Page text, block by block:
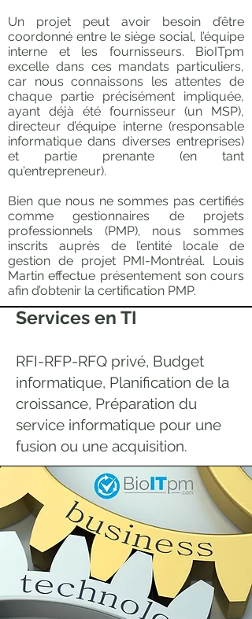
Un projet peut avoir besoin d’être
coordonné entre le siège social, l’équipe
interne et les fournisseurs. BioITpm
excelle dans ces mandats particuliers,
car nous connaissons les attentes de
chaque partie précisément impliquée,
ayant déjà été fournisseur (un MSP),
directeur d’équipe interne (responsable
informatique dans diverses entreprises)
et partie prenante (en tant
qu’entrepreneur).
Bien que nous ne sommes pas certifiés
comme gestionnaires de projets
professionnels (PMP), nous sommes
inscrits auprès de l’entité locale de
gestion de projet PMI-Montréal. Louis
Martin effectue présentement son cours
afin d’obtenir la certification PMP.
Services en TI
RFI-RFP-RFQ privé, Budget
informatique, Planification de la
croissance, Préparation du
service informatique pour une
fusion ou une acquisition.